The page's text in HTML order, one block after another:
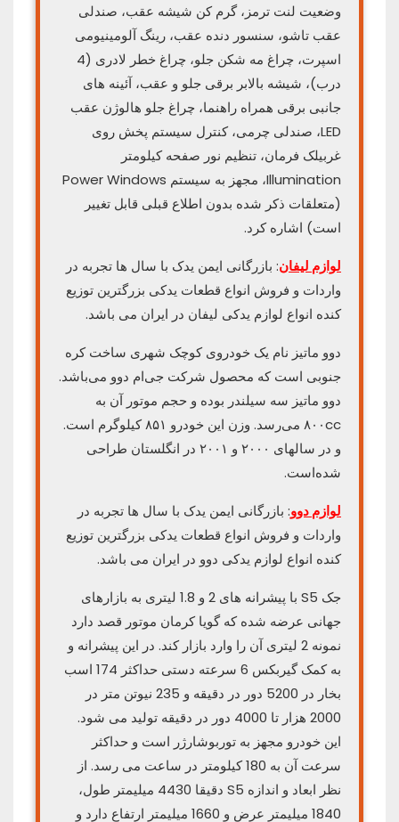
وضعیت لنت ترمز، گرم کن شیشه عقب، صندلی
عقب تاشو، سنسور دنده عقب، رینگ آلومینیومی
اسپرت، چراغ مه شکن جلو، چراغ خطر لادری (4
درب)، شیشه بالابر برقی جلو و عقب، آئینه های
جانبی برقی همراه راهنما، چراغ جلو هالوژن عقب
LED، صندلی چرمی، کنترل سیستم پخش روی
غربیلک فرمان، تنظیم نور صفحه کیلومتر
Illumination، مجهز به سیستم Power Windows
(متعلقات ذکر شده بدون اطلاع قبلی قابل تغییر
است) اشاره کرد.
لوازم لیفان: بازرگانی ایمن یدک با سال ها تجربه در
واردات و فروش انواع قطعات یدکی بزرگترین توزیع
کنده انواع لوازم یدکی لیفان در ایران می باشد.
دوو ماتیز نام یک خودروی کوچک شهری ساخت کره
جنوبی است که محصول شرکت جی‌ام دوو می‌باشد.
دوو ماتیز سه سیلندر بوده و حجم موتور آن به
۸۰۰cc می‌رسد. وزن این خودرو ۸۵۱ کیلوگرم است.
و در سالهای ۲۰۰۰ و ۲۰۰۱ در انگلستان طراحی
شده‌است.
لوازم دوو: بازرگانی ایمن یدک با سال ها تجربه در
واردات و فروش انواع قطعات یدکی بزرگترین توزیع
کنده انواع لوازم یدکی دوو در ایران می باشد.
جک S5 با پیشرانه های 2 و 1.8 لیتری به بازارهای
جهانی عرضه شده که گویا کرمان موتور قصد دارد
نمونه 2 لیتری آن را وارد بازار کند. در این پیشرانه و
به کمک گیربکس 6 سرعته دستی حداکثر 174 اسب
بخار در 5200 دور در دقیقه و 235 نیوتن متر در
2000 هزار تا 4000 دور در دقیقه تولید می شود.
این خودرو مجهز به توربوشارژر است و حداکثر
سرعت آن به 180 کیلومتر در ساعت می رسد. از
نظر ابعاد و اندازه S5 دقیقا 4430 میلیمتر طول،
1840 میلیمتر عرض و 1660 میلیمتر ارتفاع دارد و